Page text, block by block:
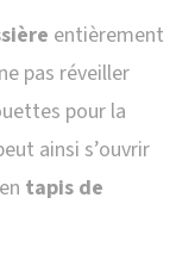
entièrement
pas réveiller
pour la
ainsi s’ouvrir
tapis de